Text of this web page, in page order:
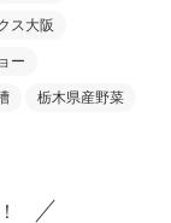
ス大阪
ー
栃木県産野菜